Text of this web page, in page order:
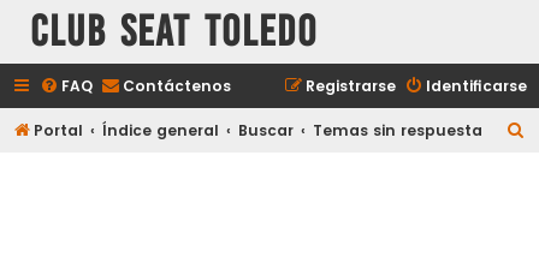
Club Seat Toledo
FAQ Contáctenos Identificarse
Registrarse
Portal Índice general Buscar Temas sin respuesta